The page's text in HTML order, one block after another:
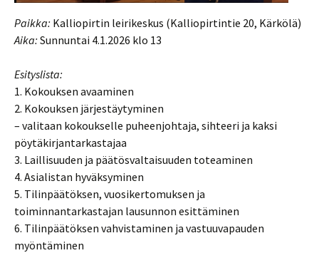
Paikka: Kalliopirtin leirikeskus (Kalliopirtintie 20, Kärkölä)
Aika: Sunnuntai 4.1.2026 klo 13
Esityslista:
1. Kokouksen avaaminen
2. Kokouksen järjestäytyminen
– valitaan kokoukselle puheenjohtaja, sihteeri ja kaksi
pöytäkirjantarkastajaa
3. Laillisuuden ja päätösvaltaisuuden toteaminen
4. Asialistan hyväksyminen
5. Tilinpäätöksen, vuosikertomuksen ja
toiminnantarkastajan lausunnon esittäminen
6. Tilinpäätöksen vahvistaminen ja vastuuvapauden
myöntäminen